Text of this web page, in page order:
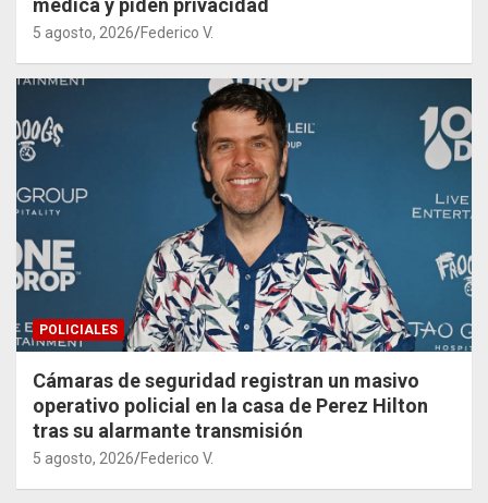
médica y piden privacidad
5 agosto, 2026 Federico V.
POLICIALES
Cámaras de seguridad registran un masivo
operativo policial en la casa de Perez Hilton
tras su alarmante transmisión
5 agosto, 2026 Federico V.